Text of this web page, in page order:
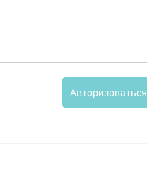
Авторизоваться